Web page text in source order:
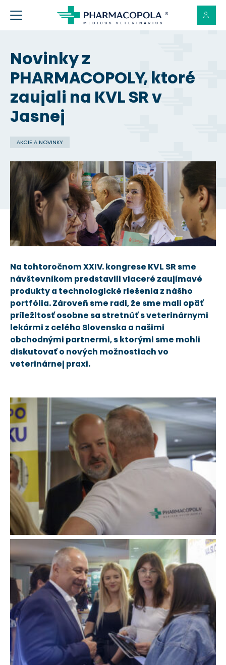
Novinky z
PHARMACOPOLY, ktoré
zaujali na KVL SR v
Jasnej
AKCIE A NOVINKY
Na tohtoročnom XXIV. kongrese KVL SR sme
návštevníkom predstavili viaceré zaujímavé
produkty a technologické riešenia z nášho
portfólia. Zároveň sme radi, že sme mali opäť
príležitosť osobne sa stretnúť s veterinárnymi
lekármi z celého Slovenska a našimi
obchodnými partnermi, s ktorými sme mohli
diskutovať o nových možnostiach vo
veterinárnej praxi.